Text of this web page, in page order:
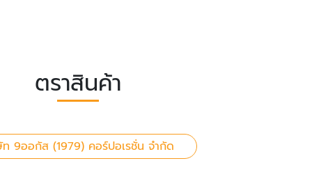
ตราสินค้า
9ออกัส (1979) คอร์ปอเรชั่น จำกัด